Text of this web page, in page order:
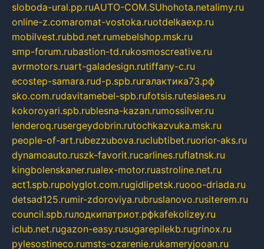
sloboda-ural.pp.ruAUTO-COM.SUhohota.netalimy.ru
online-z.comaromat-vostoka.ruotdelkaexp.ru
mobilvest.rubbd.net.rumebelshop.msk.ru
smp-forum.rubastion-td.rukosmoscreative.ru
avrmotors.ruart-galadesign.rutiffany-c.ru
ecostep-samara.rud-p.spb.ruгалактика73.рф
sko.com.rudavitamebel-spb.rufotsis.rutesiaes.ru
kokoroyari.spb.rublesna-kazan.rumossilver.ru
lenderoq.rusergeydobrin.rutochkazvuka.msk.ru
people-of-art.rubezzubova.ruclubtibet.ruorior-aks.ru
dynamoauto.ruszk-favorit.rucarlines.ruflatnsk.ru
kingbolenskaner.rualex-motor.ruastroline.net.ru
act1.spb.rupolyglot.com.rugidlipetsk.ruooo-driada.ru
detsad125.rumir-zdoroviya.rubruslanovo.rusiterem.ru
council.spb.ruлодкипатриот.рфkafekolizey.ru
iclub.net.rugazon-easy.rusugarepilekb.rugrinox.ru
pylesostineco.rumsts-ozarenie.rukameryjooan.ru